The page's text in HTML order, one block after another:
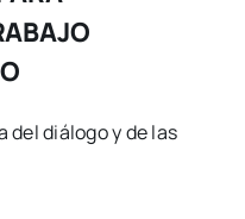
del diálogo y de las